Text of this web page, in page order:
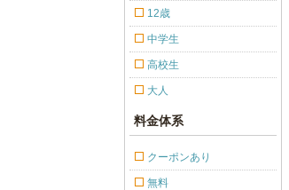
12歳
中学生
高校生
大人
料金体系
クーポンあり
無料